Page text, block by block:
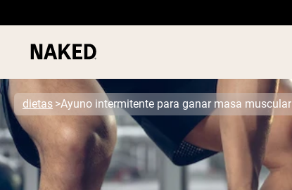
Términos de Búsqueda Populares
dietas Ayuno intermitente para ganar masa muscular